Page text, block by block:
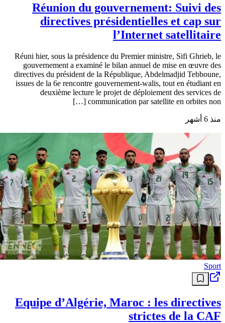
Réunion du gouvernement: Suivi des
directives présidentielles et cap sur
l’Internet satellitaire
Réuni hier, sous la présidence du Premier ministre, Sifi Ghrieb, le
gouvernement a examiné le bilan annuel de mise en œuvre des
directives du président de la République, Abdelmadjid Tebboune,
issues de la 6e rencontre gouvernement-walis, tout en étudiant en
deuxième lecture le projet de déploiement des services de
communication par satellite en orbites non […]
منذ 6 أشهر
Sport
Equipe d’Algérie, Maroc : les directives
strictes de la CAF